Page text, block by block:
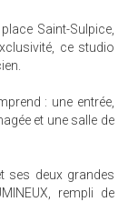
Saint-Sulpice,
ce studio
: une entrée,
et une salle de
ses deux grandes
rempli de